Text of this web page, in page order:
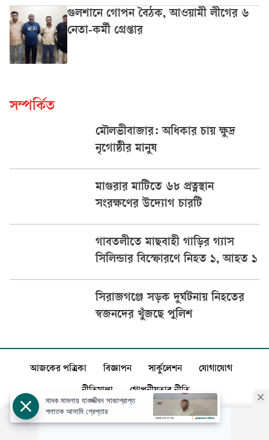
গুলশানে গোপন বৈঠক, আওয়ামী লীগের ৬
নেতা-কর্মী গ্রেপ্তার
সম্পর্কিত
মৌলভীবাজার: অধিকার চায় ক্ষুদ্র
নৃগোষ্ঠীর মানুষ
মাগুরার মাটিতে ৬৮ প্রত্নস্থান
সংরক্ষণের উদ্যোগ চারটি
গাবতলীতে মাছবাহী গাড়ির গ্যাস
সিলিন্ডার বিস্ফোরণে নিহত ১, আহত ১
সিরাজগঞ্জে সড়ক দুর্ঘটনায় নিহতের
স্বজনদের খুঁজছে পুলিশ
আজকের পত্রিকা বিজ্ঞাপন সার্কুলেশন যোগাযোগ
নীতিমালা গোপনীয়তার নীতি
মাদক মামলায় যাবজ্জীবন সাজাপ্রাপ্ত
পলাতক আসামি গ্রেপ্তার